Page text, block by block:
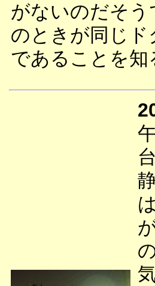
がないのだそ
のときが同じ
であることを